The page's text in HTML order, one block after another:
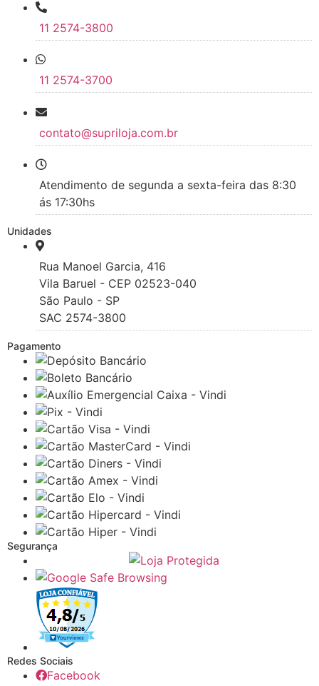
11 2574-3800
11 2574-3700
contato@supriloja.com.br
Atendimento de segunda a sexta-feira das 8:30
ás 17:30hs
Unidades
Rua Manoel Garcia, 416
Vila Baruel - CEP 02523-040
São Paulo - SP
SAC 2574-3800
Pagamento
Segurança
Redes Sociais
Facebook